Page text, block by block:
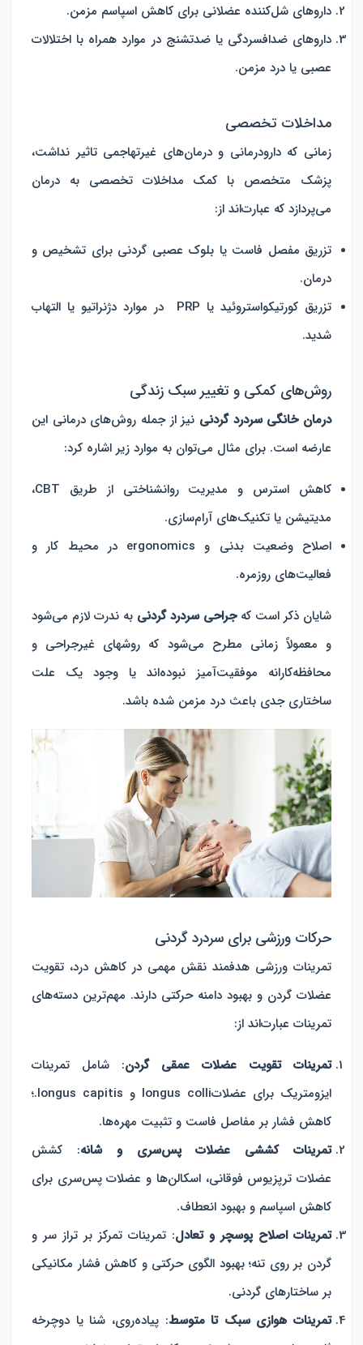
داروهای شل‌کننده عضلانی برای کاهش اسپاسم مزمن.
داروهای ضدافسردگی یا ضدتشنج در موارد همراه با اختلالات
عصبی یا درد مزمن.
مداخلات تخصصی
زمانی که دارودرمانی و درمان‌های غیرتهاجمی تاثیر نداشت،
پزشک متخصص با کمک مداخلات تخصصی به درمان
می‌پردازد که عبارت‌اند از:
تزریق مفصل فاست یا بلوک عصبی گردنی برای تشخیص و
درمان.
تزریق کورتیکواستروئید یا PRP در موارد دژنراتیو یا التهاب
شدید.
روش‌های کمکی و تغییر سبک زندگی
درمان خانگی سردرد گردنی نیز از جمله روش‌های درمانی این
عارضه است. برای مثال می‌توان به موارد زیر اشاره کرد:
کاهش استرس و مدیریت روانشناختی از طریق CBT،
مدیتیشن یا تکنیک‌های آرام‌سازی.
اصلاح وضعیت بدنی و ergonomics در محیط کار و
فعالیت‌های روزمره.
شایان ذکر است کهجراحی سردرد گردنی به ندرت لازم می‌شود
و معمولاً زمانی مطرح می‌شود که روش‎های غیرجراحی و
محافظه‌کارانه موفقیت‌آمیز نبوده‌اند یا وجود یک علت
ساختاری جدی باعث درد مزمن شده باشد.
حرکات ورزشی برای سردرد گردنی
تمرینات ورزشی هدفمند نقش مهمی در کاهش درد، تقویت
عضلات گردن و بهبود دامنه حرکتی دارند. مهم‌ترین دسته‌های
تمرینات عبارت‌اند از:
تمرینات تقویت عضلات عمقی گردن: شامل تمرینات
ایزومتریک برای عضلاتlongus colli و longus capitis.؛
کاهش فشار بر مفاصل فاست و تثبیت مهره‌ها.
تمرینات کششی عضلات پس‌سری و شانه: کشش
عضلات ترپزیوس فوقانی، اسکالن‌ها و عضلات پس‌سری برای
کاهش اسپاسم و بهبود انعطاف.
تمرینات اصلاح پوسچر و تعادل: تمرینات تمرکز بر تراز سر و
گردن بر روی تنه؛ بهبود الگوی حرکتی و کاهش فشار مکانیکی
بر ساختارهای گردنی.
تمرینات هوازی سبک تا متوسط: پیاده‌روی، شنا یا دوچرخه